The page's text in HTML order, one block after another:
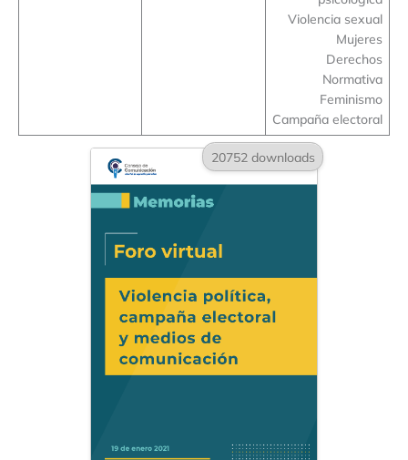
Violencia sexual
Mujeres
Derechos
Normativa
Feminismo
Campaña electoral
20752 downloads